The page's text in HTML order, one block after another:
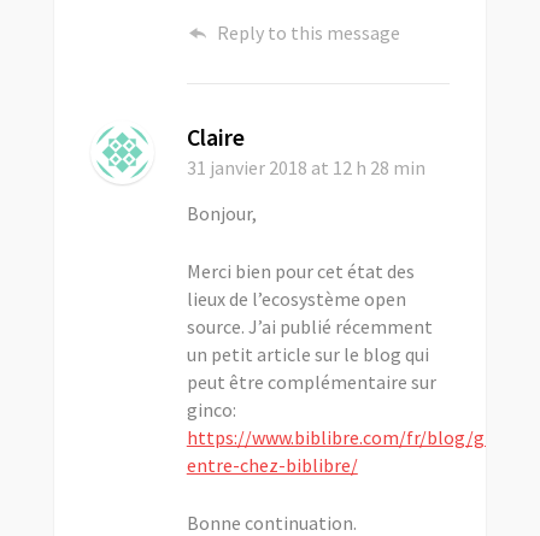
Reply to this message
Claire
31 janvier 2018 at 12 h 28 min
Bonjour,
Merci bien pour cet état des
lieux de l’ecosystème open
source. J’ai publié récemment
un petit article sur le blog qui
peut être complémentaire sur
ginco:
https://www.biblibre.com/fr/blog/ginco-
entre-chez-biblibre/
Bonne continuation.